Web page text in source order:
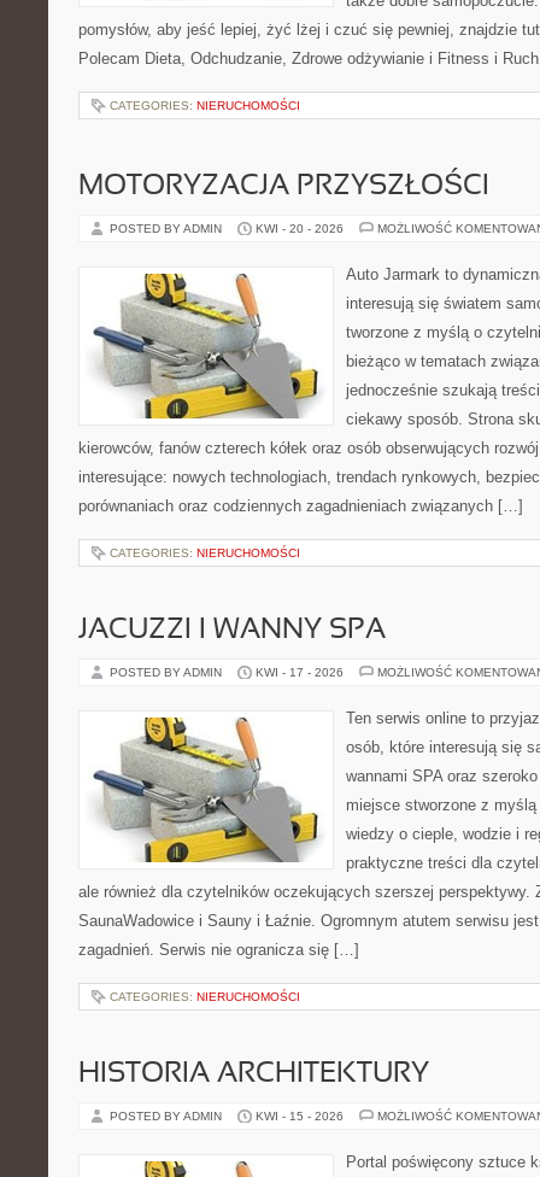
pomysłów, aby jeść lepiej, żyć lżej i czuć się pewniej, znajdzie
Polecam Dieta, Odchudzanie, Zdrowe odżywianie i Fitness i
CATEGORIES: NIERUCHOMOŚCI
MOTORYZACJA PRZYSZŁOŚCI
POSTED BY ADMIN KWI - 20 - 2026 MOŻLIWOŚĆ
Auto Jarmark to
interesują się światem
tworzone z myślą o
bieżąco w tematach
jednocześnie szukają
ciekawy sposób. Strona
kierowców, fanów czterech kółek oraz osób obserwujących
interesujące: nowych technologiach, trendach rynkowych,
porównaniach oraz codziennych zagadnieniach związanych […]
CATEGORIES: NIERUCHOMOŚCI
JACUZZI I WANNY SPA
POSTED BY ADMIN KWI - 17 - 2026 MOŻLIWOŚĆ
Ten serwis online to
osób, które interesują się
wannami SPA oraz
miejsce stworzone z
wiedzy o cieple, wodzie i
praktyczne treści dla
ale również dla czytelników oczekujących szerszej perspektywy.
SaunaWadowice i Sauny i Łaźnie. Ogromnym atutem serwisu
zagadnień. Serwis nie ogranicza się […]
CATEGORIES: NIERUCHOMOŚCI
HISTORIA ARCHITEKTURY
POSTED BY ADMIN KWI - 15 - 2026 MOŻLIWOŚĆ
Portal poświęcony sztuce